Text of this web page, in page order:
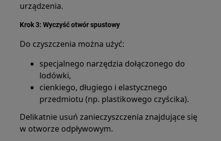
urządzenia.
Krok 3: Wyczyść otwór spustowy
Do czyszczenia można użyć:
specjalnego narzędzia dołączonego do
lodówki,
cienkiego, długiego i elastycznego
przedmiotu (np. plastikowego czyścika).
Delikatnie usuń zanieczyszczenia znajdujące się
w otworze odpływowym.